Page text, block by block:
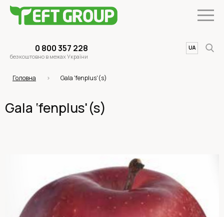
0 800 357 228
безкоштовно в межах України
UA
EN
Головна Gala 'fenplus'(s)
Gala ‘fenplus'(s)